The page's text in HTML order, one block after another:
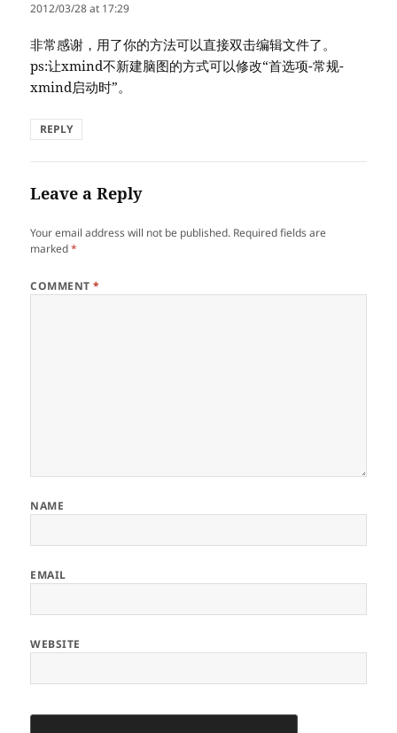
2012/03/28 at 17:29
非常感谢，用了你的方法可以直接双击编辑文件了。
ps:让xmind不新建脑图的方式可以修改“首选项-常规-
xmind启动时”。
REPLY
Leave a Reply
Your email address will not be published. Required fields are
marked*
COMMENT*
NAME
EMAIL
WEBSITE